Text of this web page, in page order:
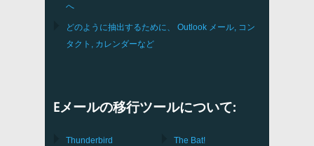
へ
どのように抽出するために、 Outlook メール, コン
タクト, カレンダーなど
Eメールの移行ツールについて:
Thunderbird The Bat!